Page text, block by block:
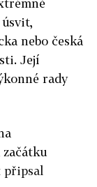
nebo česká
Její
rady